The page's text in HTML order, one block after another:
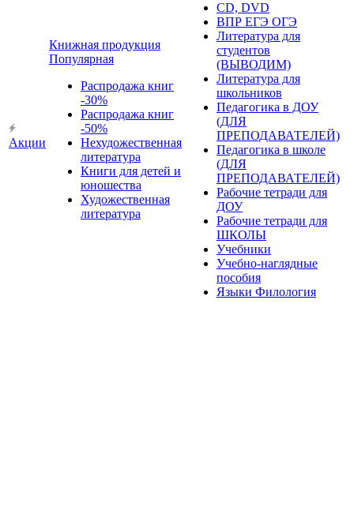
Акции
Книжная продукция
Популярная
Распродажа книг
-30%
Распродажа книг
-50%
Нехудожественная
литература
Книги для детей и
юношества
Художественная
литература
CD, DVD
ВПР ЕГЭ ОГЭ
Литература для
студентов
(ВЫВОДИМ)
Литература для
школьников
Педагогика в ДОУ
(ДЛЯ
ПРЕПОДАВАТЕЛЕЙ)
Педагогика в школе
(ДЛЯ
ПРЕПОДАВАТЕЛЕЙ)
Рабочие тетради для
ДОУ
Рабочие тетради для
ШКОЛЫ
Учебники
Учебно-наглядные
пособия
Языки Филология